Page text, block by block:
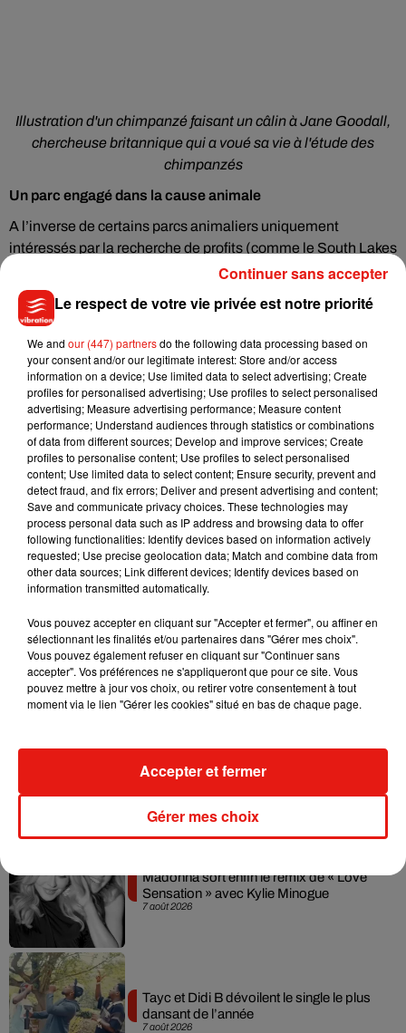
Illustration d'un chimpanzé faisant un câlin à Jane Goodall,
chercheuse britannique qui a voué sa vie à l'étude des
chimpanzés
Un parc engagé dans la cause animale
A l’inverse de certains parcs animaliers uniquement
intéressés par la recherche de profits (comme le South Lakes
Safari Zoo situé à Dalton-in-Furness, au nord-ouest de
l’Angleterre), le Zoo de la Flèche œuvre pour la conservation
des espèces. Cet été, il s’est engagé aux côtés de
vous propose désormais d’être un acteur de cette cause en
les soutenant via le site :http://protect.atlantic-nature.fr/
Votre soutien permettra peut-être aux deux structures de
remporter 1 000€ pour prendre soin de nos proches cousins,
visibles dans le parc depuis ce weekend.
Informations complémentaires :
Sachez qu’une navette au départ des garesd’Angerset
Mansvous transportent directement vers le Zoo de la
Flèche. Et pour celles et ceux qui souhaitent découvrir les
coulisses du Parc, sachez que le tournage de la saison 8 de
Musique
dans son nouveau clip
7 août 2026
Madonna sort enfin le remix de « Love
Sensation » avec Kylie Minogue
7 août 2026
Tayc et Didi B dévoilent le single le plus
dansant de l’année
Le respect de votre vie privée est notre priorité
We and our (447) partnersdo the following data processing based on
your consent and/or our legitimate interest: Store and/or access
information on a device; Use limited data to select advertising; Create
profiles for personalised advertising; Use profiles to select personalised
advertising; Measure advertising performance; Measure content
performance; Understand audiences through statistics or combinations
of data from different sources; Develop and improve services; Create
profiles to personalise content; Use profiles to select personalised
content; Use limited data to select content; Ensure security, prevent and
detect fraud, and fix errors; Deliver and present advertising and content;
Save and communicate privacy choices. These technologies may
process personal data such as IP address and browsing data to offer
following functionalities: Identify devices based on information actively
requested; Use precise geolocation data; Match and combine data from
other data sources; Link different devices; Identify devices based on
information transmitted automatically.
Vous pouvez accepter en cliquant sur "Accepter et fermer", ou affiner en
sélectionnant les finalités et/ou partenaires dans "Gérer mes choix".
Vous pouvez également refuser en cliquant sur "Continuer sans
accepter". Vos préférences ne s'appliqueront que pour ce site. Vous
pouvez mettre à jour vos choix, ou retirer votre consentement à tout
moment via le lien "Gérer les cookies" situé en bas de chaque page.
Gérer mes choix
Accepter et fermer
Continuer sans accepter